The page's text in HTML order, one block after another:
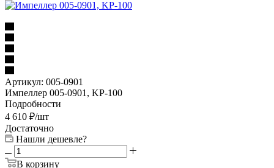
Артикул: 005-0901
Импеллер 005-0901, KP-100
Подробности
4 610 ₽/шт
Достаточно
Нашли дешевле?
В корзину